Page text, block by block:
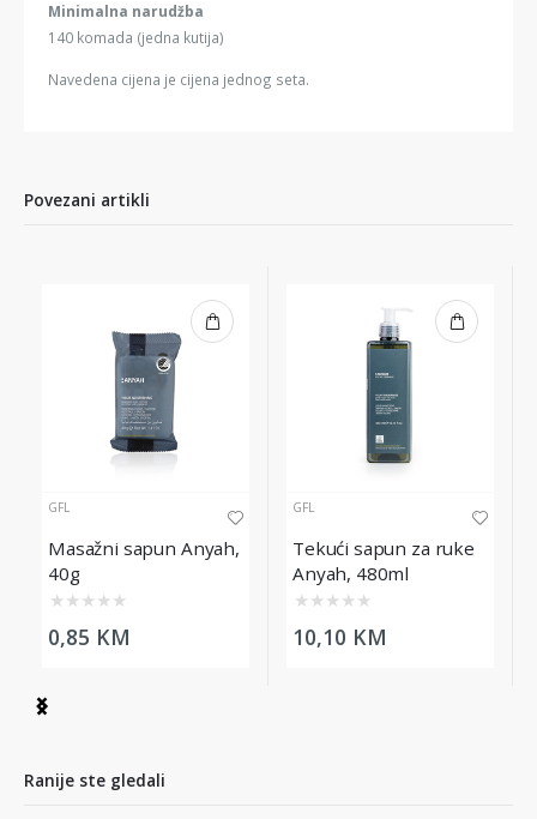
Minimalna narudžba
140 komada (jedna kutija)
Navedena cijena je cijena jednog seta.
Povezani artikli
GFL
Masažni sapun Anyah,
40g
★ ★ ★ ★ ★
0,85 KM
GFL
Tekući sapun za ruke
Anyah, 480ml
★ ★ ★ ★ ★
10,10 KM
Item
4
Ranije ste gledali